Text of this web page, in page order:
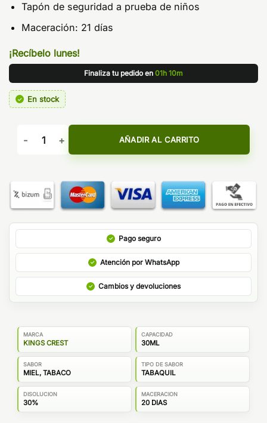
Tapón de seguridad a prueba de niños
Maceración: 21 días
¡Recíbelo lunes!
Finaliza tu pedido en 01h 10m
En stock
Aroma Don Juan Tabaco Honey 30ml - Kings Crest cantidad
AÑADIR AL CARRITO
Pago seguro
Atención por WhatsApp
Cambios y devoluciones
MARCA
KINGS CREST
CAPACIDAD
30ML
SABOR
MIEL, TABACO
TIPO DE SABOR
TABAQUIL
DISOLUCION
30%
MACERACION
20 DIAS